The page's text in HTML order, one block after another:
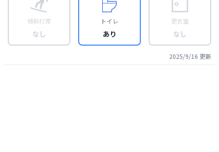
傾斜打席
なし
トイレ
あり
更衣室
なし
2025/9/16 更新